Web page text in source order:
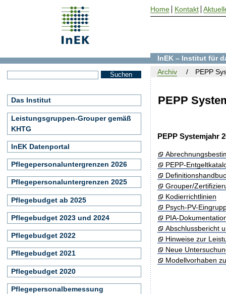
PEPP
PEPP Systemjahr
PEPP-
Grouper/
Kodierrichtlinien
Psych-PV-
PIA-
Abschlussbericht
Hinweise zur
Neue
Modellvorhaben
InEK – Institut für
Archiv
PEPP
Das Institut
Leistungsgruppen-Grouper gemäß
KHTG
InEK Datenportal
Pflegepersonaluntergrenzen 2026
Pflegepersonaluntergrenzen 2025
Pflegebudget ab 2025
Pflegebudget 2023 und 2024
Pflegebudget 2022
Pflegebudget 2021
Pflegebudget 2020
Pflegepersonalbemessung
Home Kontakt